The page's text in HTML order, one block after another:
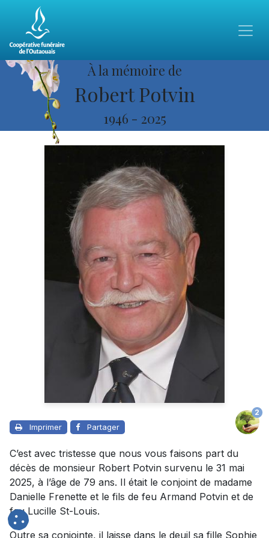
À la mémoire de
Robert Potvin
1946 - 2025
Imprimer Partager
2
C’est avec tristesse que nous vous faisons part du
décès de monsieur Robert Potvin survenu le 31 mai
2025, à l’âge de 79 ans. Il était le conjoint de madame
Danielle Frenette et le fils de feu Armand Potvin et de
feu Lucille St-Louis.
Outre sa conjointe, il laisse dans le deuil sa fille Sophie